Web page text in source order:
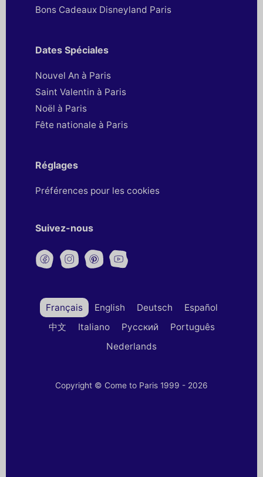
Bons Cadeaux Disneyland Paris
Dates Spéciales
Nouvel An à Paris
Saint Valentin à Paris
Noël à Paris
Fête nationale à Paris
Réglages
Préférences pour les cookies
Suivez-nous
Français English Deutsch
Español
中文
Italiano Русский
Português
Nederlands
Copyright © Come to Paris 1999 - 2026